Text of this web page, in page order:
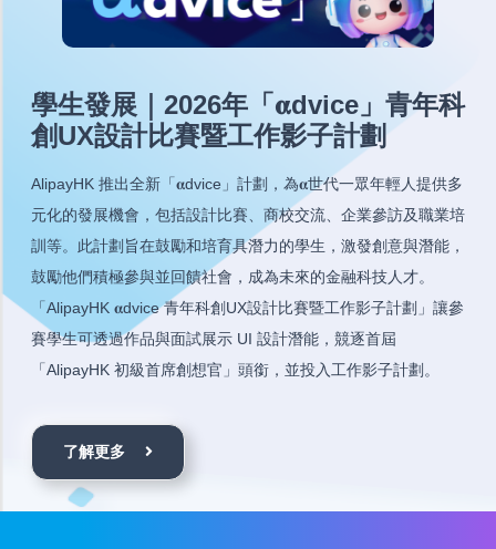
學生發展｜2026年「𝛂dvice」青年科
創UX設計比賽暨工作影子計劃
AlipayHK 推出全新「𝛂dvice」計劃，為𝛂世代一眾年輕人提供多
元化的發展機會，包括設計比賽、商校交流、企業參訪及職業培
訓等。此計劃旨在鼓勵和培育具潛力的學生，激發創意與潛能，
鼓勵他們積極參與並回饋社會，成為未來的金融科技人才。
「AlipayHK 𝛂dvice 青年科創UX設計比賽暨工作影子計劃」讓參
賽學生可透過作品與面試展示 UI 設計潛能，競逐首屆
「AlipayHK 初級首席創想官」頭銜，並投入工作影子計劃。
了解更多